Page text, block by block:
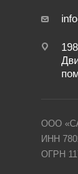
ООО
ИНН
ОГРН